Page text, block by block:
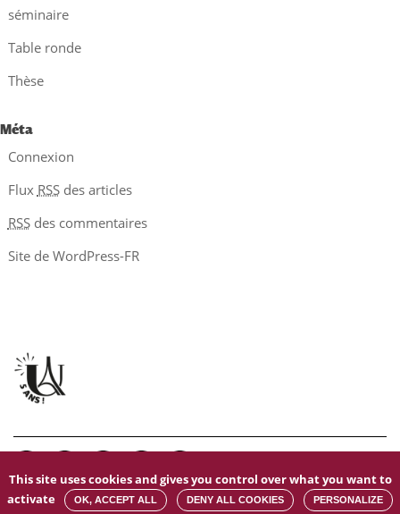
séminaire
Table ronde
Thèse
Méta
Connexion
Flux RSSdes articles
RSSdes commentaires
Site de WordPress-FR
Mentions légales|Contacts|Données personnelles|Gestion des
cookiesl Accessibilité : non conforme
This site uses cookies and gives you control over what you want to
activate
OK, ACCEPT ALL DENY ALL COOKIES PERSONALIZE